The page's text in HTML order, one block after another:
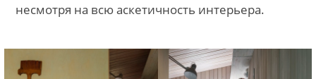
несмотря на всю аскетичность интерьера.